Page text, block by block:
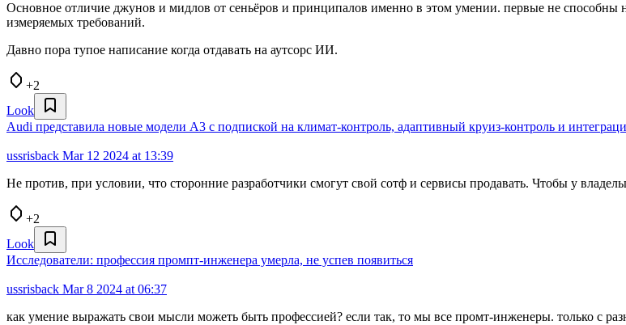
Основное отличие джунов и мидлов от сеньёров и принципалов именно в этом умении. первые не
измеряемых требований.
Давно пора тупое написание когда отдавать на аутсорс ИИ.
+2
Look
Audi представила новые модели A3 с подпиской на климат-контроль, адаптивный круиз-контроль и
ussrisback Mar 12 2024 at 13:39
Не против, при условии, что сторонние разработчики смогут свой сотф и сервисы продавать. Чтобы у
+2
Look
Исследователи: профессия промпт-инженера умерла, не успев появиться
ussrisback Mar 8 2024 at 06:37
как умение выражать свои мысли можеть быть профессией? если так, то мы все промт-инженеры. только с